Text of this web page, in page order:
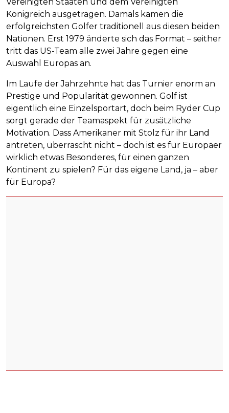
Königreich ausgetragen. Damals kamen die
erfolgreichsten Golfer traditionell aus diesen beiden
Nationen. Erst 1979 änderte sich das Format – seither
tritt das US-Team alle zwei Jahre gegen eine
Auswahl Europas an.
Im Laufe der Jahrzehnte hat das Turnier enorm an
Prestige und Popularität gewonnen. Golf ist
eigentlich eine Einzelsportart, doch beim Ryder Cup
sorgt gerade der Teamaspekt für zusätzliche
Motivation. Dass Amerikaner mit Stolz für ihr Land
antreten, überrascht nicht – doch ist es für Europäer
wirklich etwas Besonderes, für einen ganzen
Kontinent zu spielen? Für das eigene Land, ja – aber
für Europa?